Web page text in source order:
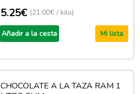
5.25€ (21.00€ / kilo)
Añadir a la cesta Mi lista
CHOCOLATE A LA TAZA RAM 1